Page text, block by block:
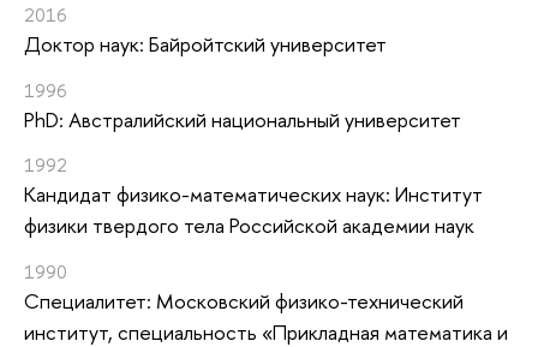
2016
Доктор наук: Байройтский университет
1996
PhD: Австралийский национальный университет
1992
Кандидат физико-математических наук: Институт
физики твердого тела Российской академии наук
1990
Специалитет: Московский физико-технический
институт, специальность «Прикладная математика и